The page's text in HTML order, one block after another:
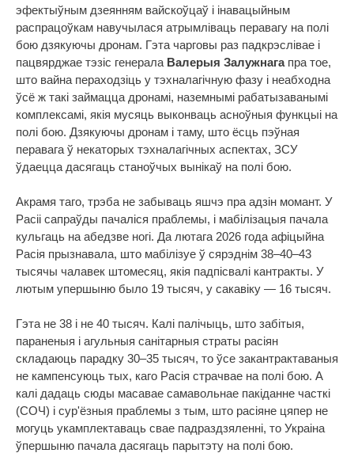
эфектыўным дзеянням вайскоўцаў і інавацыйным
распрацоўкам навучылася атрымліваць перавагу на полі
бою дзякуючы дронам. Гэта чарговы раз падкрэслівае і
пацвярджае тэзіс генерала Валерыя Залужнагапра тое,
што вайна пераходзіць у тэхналагічную фазу і неабходна
ўсё ж такі займацца дронамі, наземнымі рабатызаванымі
комплексамі, якія мусяць выконваць асноўныя функцыі на
полі бою. Дзякуючы дронам і таму, што ёсць пэўная
перавага ў некаторых тэхналагічных аспектах, ЗСУ
ўдаецца дасягаць станоўчых вынікаў на полі бою.
Акрамя таго, трэба не забываць яшчэ пра адзін момант. У
Расіі сапраўды пачаліся праблемы, і мабілізацыя пачала
кульгаць на абедзве ногі. Да лютага 2026 года афіцыйна
Расія прызнавала, што мабілізуе ў сярэднім 38–40–43
тысячы чалавек штомесяц, якія падпісвалі кантракты. У
лютым упершыню было 19 тысяч, у сакавіку — 16 тысяч.
Гэта не 38 і не 40 тысяч. Калі палічыць, што забітыя,
параненыя і агульныя санітарныя страты расіян
складаюць парадку 30–35 тысяч, то ўсе закантрактаваныя
не кампенсуюць тых, каго Расія страчвае на полі бою. А
калі дадаць сюды масавае самавольнае пакіданне часткі
(СОЧ) і сур'ёзныя праблемы з тым, што расіяне цяпер не
могуць укамплектаваць свае падраздзяленні, то Украіна
ўпершыню пачала дасягаць парытэту на полі бою.